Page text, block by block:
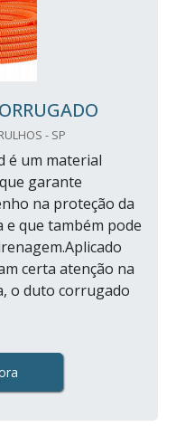
- SP
é um material
garante
na proteção da
e que também pode
certa atenção na
o duto corrugado